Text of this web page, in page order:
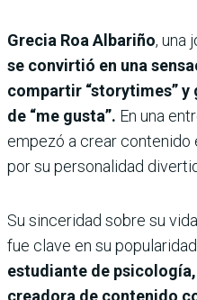
Grecia Roa Albariño, una
se convirtió en una
compartir “storytimes” y
de “me gusta”. En una
empezó a crear contenido
por su personalidad
Su sinceridad sobre su
fue clave en su
estudiante de
creadora de contenido